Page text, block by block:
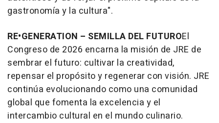
gastronomía y la cultura".
RE•GENERATION – SEMILLA DEL FUTUROEl
Congreso de 2026 encarna la misión de JRE de
sembrar el futuro: cultivar la creatividad,
repensar el propósito y regenerar con visión. JRE
continúa evolucionando como una comunidad
global que fomenta la excelencia y el
intercambio cultural en el mundo culinario.